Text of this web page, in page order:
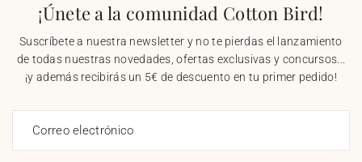
¡Únete a la comunidad Cotton Bird!
Suscríbete a nuestra newsletter y no te pierdas el lanzamiento
de todas nuestras novedades, ofertas exclusivas y concursos...
¡y además recibirás un 5€ de descuento en tu primer pedido!
Correo electrónico